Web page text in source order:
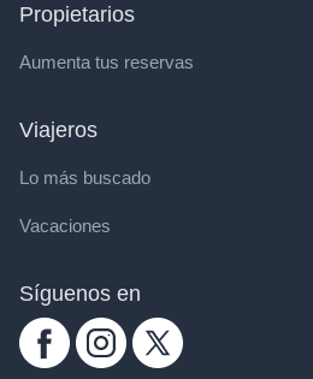
Propietarios
Aumenta tus reservas
Viajeros
Lo más buscado
Vacaciones
Síguenos en